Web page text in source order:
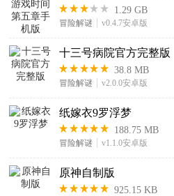
1.29 GB
冒险解谜 v0.4.7安卓版
十三号病院官方完整版
38.8 MB
冒险解谜 v2.0.0安卓版
纸嫁衣9罗浮梦
188.75 MB
冒险解谜 v1.1.0安卓版
原神自制版
925.15 KB